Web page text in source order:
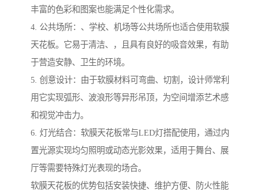
丰富的色彩和图案也能满足个性化需求。
4. 公共场所：、学校、机场等公共场所也适合使用软膜
天花板。它易于清洁、，且具有良好的吸音效果，有助
于营造安静、卫生的环境。
5. 创意设计：由于软膜材料可弯曲、切割，设计师常利
用它实现弧形、波浪形等异形吊顶，为空间增添艺术感
和视觉冲击力。
6. 灯光结合：软膜天花板常与LED灯搭配使用，通过内
置光源实现均匀照明或动态光影效果，适用于舞台、展
厅等需要特殊灯光表现的场合。
软膜天花板的优势包括安装快捷、维护方便、防火性能